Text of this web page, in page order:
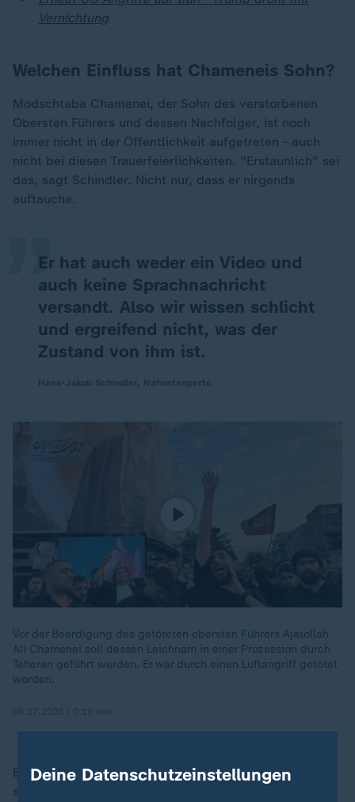
Vernichtung
Welchen Einfluss hat Chameneis Sohn?
Modschtaba Chamenei, der Sohn des verstorbenen
Obersten Führers und dessen Nachfolger, ist noch
immer nicht in der Öffentlichkeit aufgetreten - auch
nicht bei diesen Trauerfeierlichkeiten. "Erstaunlich" sei
das, sagt Schindler. Nicht nur, dass er nirgends
auftauche.
Er hat auch weder ein Video und
auch keine Sprachnachricht
versandt. Also wir wissen schlicht
und ergreifend nicht, was der
Zustand von ihm ist.
„
Vor der Beerdigung des getöteten obersten Führers Ajatollah
Ali Chamenei soll dessen Leichnam in einer Prozession durch
Teheran geführt werden. Er war durch einen Luftangriff getötet
worden.
Briefe seien aus den Revolutionsgarden heraus an
staatliche Stellen weitergegeben worden, angeblich
Deine Datenschutzeinstellungen